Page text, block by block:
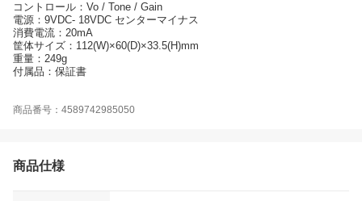
コントロール：Vo / Tone / Gain
電源：9VDC- 18VDC センターマイナス
消費電流：20mA
筐体サイズ：112(W)×60(D)×33.5(H)mm
重量：249g
付属品：保証書
商品番号：4589742985050
商品仕様